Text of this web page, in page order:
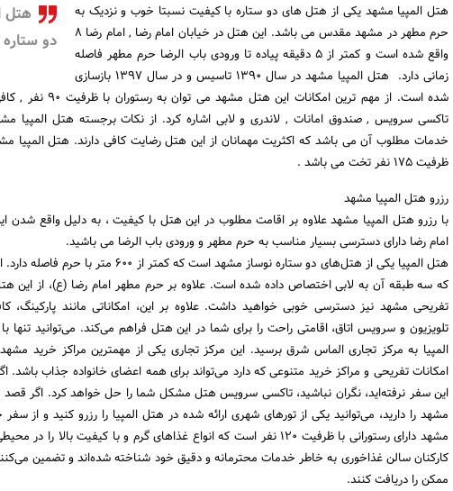
هتل
دو
هتل المپیا مشهد یکی از هتل های دو ستاره با کیفیت نسبتا خوب و نزدیک به
حرم مطهر در مشهد مقدس می باشد. این هتل در خیابان امام رضا , امام رضا 8
واقع شده است و کمتر از 5 دقیقه پیاده تا ورودی باب الرضا حرم مطهر فاصله
زمانی دارد. هتل المپیا مشهد در سال 1390 تاسیس و در سال 1397 بازسازی
شده است. از مهم ترین
تاکسی سرویس , صندوق امانات , لاندری و لابی اشاره کرد. از نکات برجسته هتل المپیا
ظرفیت 175 نفر تخت می باشد .
رزرو هتل المپیا مشهد
با رزرو هتل المپیا مشهد علاوه بر اقامت مطلوب در این هتل با کیفیت ، به دلیل واقع شدن
امام رضا دارای دسترسی بسیار مناسب به حرم مطهر و ورودی باب الرضا می باشید.
که سه طبقه آن به لابی اختصاص داده شده است. علاوه بر حرم مطهر امام رضا (ع)، از این
تفریحی مشهد نیز دسترسی خوبی خواهید داشت. علاوه بر این، امکاناتی مانند پارکینگ،
تلویزیون و سرویس اتاق، اقامتی راحت را برای شما در این هتل فراهم می‌کند. می‌توانید تنها
المپیا به مرکز تجاری الماس شرق برسید. این مرکز تجاری یکی از مهمترین مراکز خرید
امکانات تفریحی و مراکز خرید متنوعی که دارد می‌تواند برای همه اعضای خانواده جذاب
این سفر نرفته‌اید، نگران نباشید، تاکسی سرویس هتل مشکل شما را حل خواهد کرد. اگر
مشهد را دارید، می‌توانید یکی از تورهای شهری ارائه شده در هتل المپیا را رزرو کنید و از
مشهد دارای رستورانی با ظرفیت ۱۲۰ نفر است که انواع غذاهای گرم و با کیفیت
کارکنان سالن غذاخوری به خاطر خدمات محترمانه و دقیق خود شناخته شده‌اند و تضمین
ممکن را دریافت کنند.